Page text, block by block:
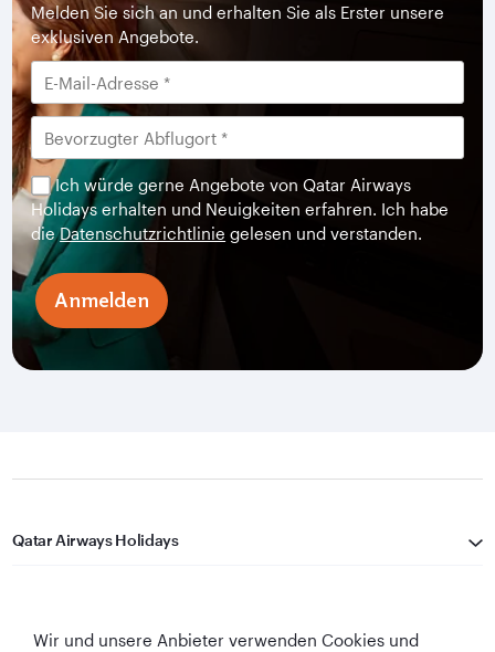
Melden Sie sich an und erhalten Sie als Erster unsere
exklusiven Angebote.
Ich würde gerne Angebote von Qatar Airways
Holidays erhalten und Neuigkeiten erfahren. Ich habe
dieDatenschutzrichtlinie gelesen und verstanden.
Anmelden
Qatar Airways Holidays
In Verbindung bleiben
Wir und unsere Anbieter verwenden Cookies und